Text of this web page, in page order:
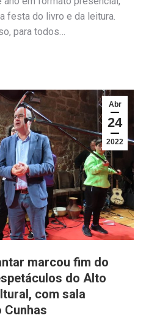
festa do livro e da leitura.
para todos…
Abr
24
2022
marcou fim do
do Alto
com sala
Cunhas